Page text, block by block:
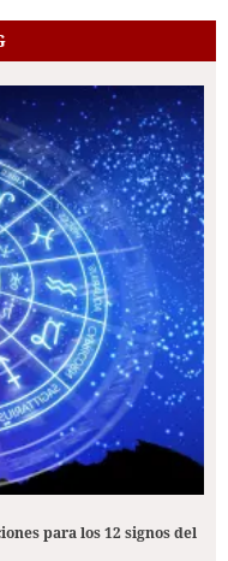
para los 12 signos del